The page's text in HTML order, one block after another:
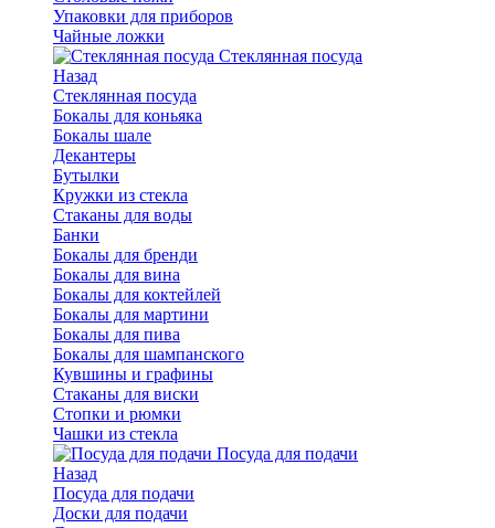
Упаковки для приборов
Чайные ложки
Стеклянная посуда
Назад
Стеклянная посуда
Бокалы для коньяка
Бокалы шале
Декантеры
Бутылки
Кружки из стекла
Стаканы для воды
Банки
Бокалы для бренди
Бокалы для вина
Бокалы для коктейлей
Бокалы для мартини
Бокалы для пива
Бокалы для шампанского
Кувшины и графины
Стаканы для виски
Стопки и рюмки
Чашки из стекла
Посуда для подачи
Назад
Посуда для подачи
Доски для подачи